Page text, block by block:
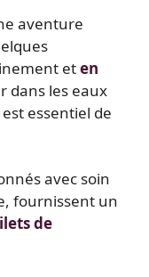
aventure
eten
dans les eaux
est essentiel de
avec soin
fournissent un
de